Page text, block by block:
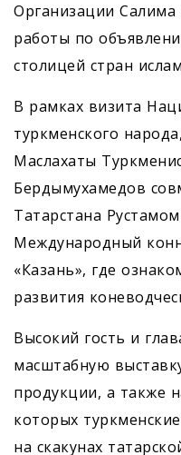
Организации
работы по
столицей стран
В рамках визита
туркменского
Маслахаты
Бердымухамедов
Татарстана
Международный
«Казань», где
развития
Высокий гость и
масштабную
продукции, а также
которых
на скакунах